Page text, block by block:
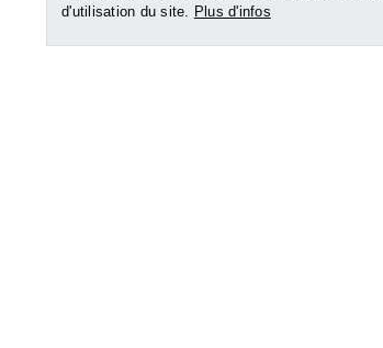
d'utilisation du site. Plus d'infos